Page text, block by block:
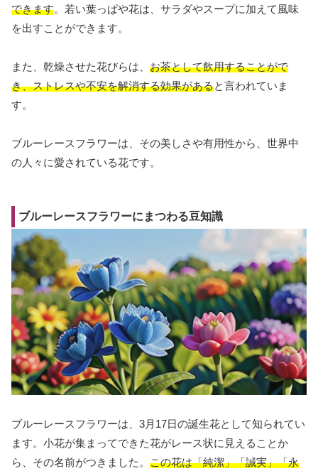
できます。若い葉っぱや花は、サラダやスープに加えて風味
を出すことができます。
また、乾燥させた花びらは、 お茶として飲用することがで
き、ストレスや不安を解消する効果があると言われていま
す。
ブルーレースフラワーは、その美しさや有用性から、世界中
の人々に愛されている花です。
ブルーレースフラワーにまつわる豆知識
ブルーレースフラワーは、3月17日の誕生花として知られてい
ます。小花が集まってできた花がレース状に見えることか
ら、その名前がつきました。 この花は「純潔」「誠実」「永